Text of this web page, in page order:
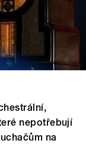
nepotřebují
na